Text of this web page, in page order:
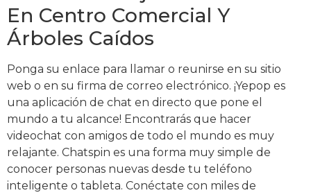
En Centro Comercial Y
Árboles Caídos
Ponga su enlace para llamar o reunirse en su sitio
web o en su firma de correo electrónico. ¡Yepop es
una aplicación de chat en directo que pone el
mundo a tu alcance! Encontrarás que hacer
videochat con amigos de todo el mundo es muy
relajante. Chatspin es una forma muy simple de
conocer personas nuevas desde tu teléfono
inteligente o tableta. Conéctate con miles de